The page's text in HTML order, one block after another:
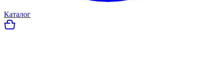
Каталог